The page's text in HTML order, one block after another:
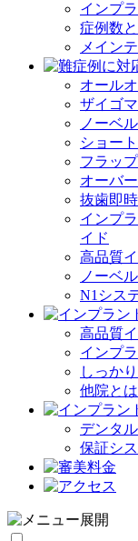
インプ
症例数
メイン
オール
ザイゴ
ノーベ
ショー
フラッ
オーバ
抜歯即
インプ
イド
高品質
ノーベ
N1シス
高品質
インプ
しっか
他院と
デンタ
保証シ